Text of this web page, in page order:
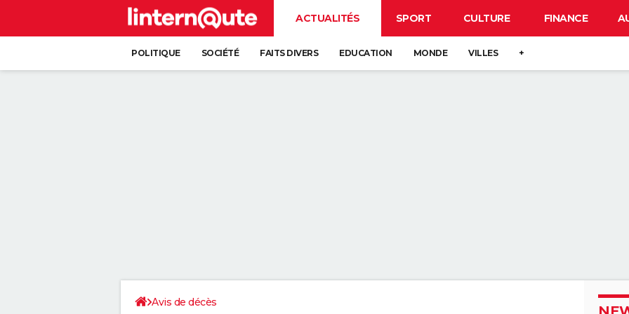
ACTUALITÉS SPORT CULTURE FINANCE
POLITIQUE SOCIÉTÉ FAITS DIVERS EDUCATION MONDE VILLES +
Avis de décès